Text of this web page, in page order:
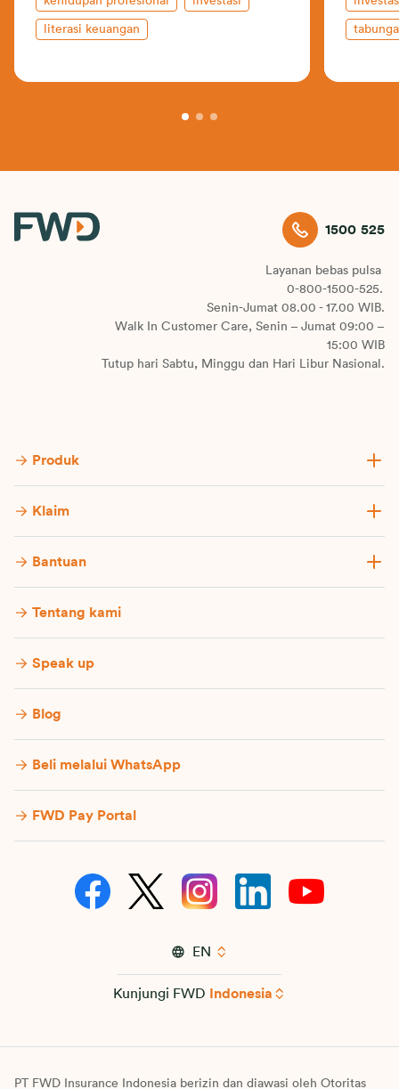
literasi keuangan
1500 525
Layanan bebas pulsa
0-800-1500-525.
Senin-Jumat 08.00 - 17.00 WIB.
Walk In Customer Care, Senin – Jumat 09:00 –
15:00 WIB
Tutup hari Sabtu, Minggu dan Hari Libur Nasional.
Produk
Klaim
Bantuan
Tentang kami
Speak up
Blog
Beli melalui WhatsApp
FWD Pay Portal
EN
Kunjungi FWD Indonesia
PT FWD Insurance Indonesia berizin dan diawasi oleh Otoritas